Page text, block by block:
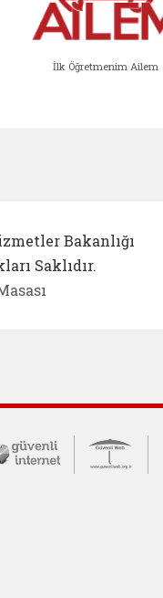
İlk Öğretmenim Ailem
Bakanlığı
Saklıdır.
Merkezi
Güvende (yeni
Güvenli